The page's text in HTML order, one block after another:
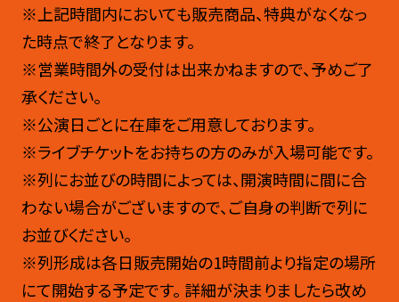
※上記時間内においても販売商品、特典がなくなっ
た時点で終了となります。
※営業時間外の受付は出来かねますので、予めご了
承ください。
※公演日ごとに在庫をご用意しております。
※ライブチケットをお持ちの方のみが入場可能です。
※列にお並びの時間によっては、開演時間に間に合
わない場合がございますので、ご自身の判断で列に
お並びください。
※列形成は各日販売開始の1時間前より指定の場所
にて開始する予定です。 詳細が決まりましたら改め